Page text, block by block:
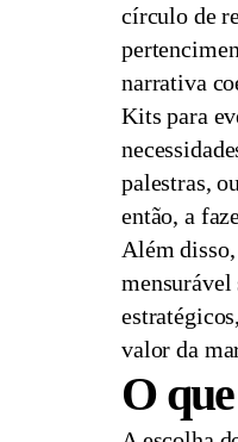
círculo de
narrativa
Kits para
palestras,
então, a
Além
mensurável
valor da
O